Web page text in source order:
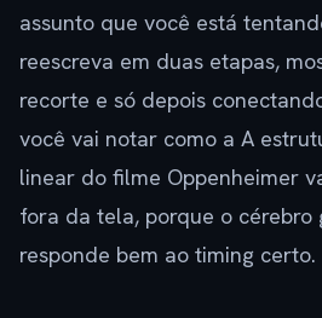
assunto que você está
reescreva em duas etapas,
recorte e só depois
você vai notar como a A
linear do filme Oppenheimer
fora da tela, porque o cérebro
responde bem ao timing certo.